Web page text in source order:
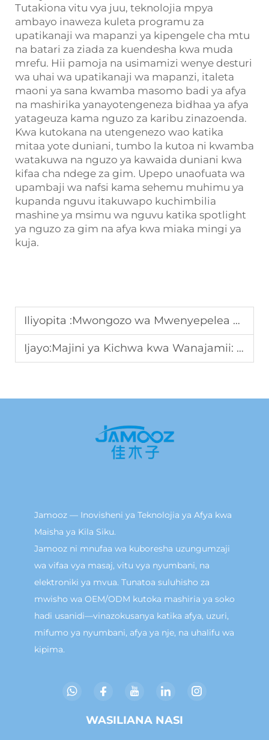
Tutakiona vitu vya juu, teknolojia mpya
ambayo inaweza kuleta programu za
upatikanaji wa mapanzi ya kipengele cha mtu
na batari za ziada za kuendesha kwa muda
mrefu. Hii pamoja na usimamizi wenye desturi
wa uhai wa upatikanaji wa mapanzi, italeta
maoni ya sana kwamba masomo badi ya afya
na mashirika yanayotengeneza bidhaa ya afya
yatageuza kama nguzo za karibu zinazoenda.
Kwa kutokana na utengenezo wao katika
mitaa yote duniani, tumbo la kutoa ni kwamba
watakuwa na nguzo ya kawaida duniani kwa
kifaa cha ndege za gim. Upepo unaofuata wa
upambaji wa nafsi kama sehemu muhimu ya
kupanda nguvu itakuwapo kuchimbilia
mashine ya msimu wa nguvu katika spotlight
ya nguzo za gim na afya kwa miaka mingi ya
kuja.
Iliyopita :Mwongozo wa Mwenyepelea B2B: Vilemba vilivyopendekezwa na Uwezekano wao wa Kuzingatia
Ijayo:Majini ya Kichwa kwa Wanajamii: Uhifadhi wa Kupanda Kwa ajili ya Uhai Global
Jamooz — Inovisheni ya Teknolojia ya Afya kwa
Maisha ya Kila Siku.
Jamooz ni mnufaa wa kuboresha uzungumzaji
wa vifaa vya masaj, vitu vya nyumbani, na
elektroniki ya mvua. Tunatoa suluhisho za
mwisho wa OEM/ODM kutoka mashiria ya soko
hadi usanidi—vinazokusanya katika afya, uzuri,
mifumo ya nyumbani, afya ya nje, na uhalifu wa
kipima.
WASILIANA NASI